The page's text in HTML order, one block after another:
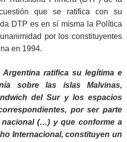
que se ratifica con su
DTP es en sí misma la Política
por los constituyentes
en 1994.
Argentina ratifica su legítima e
sobre las islas Malvinas,
del Sur y los espacios
por ser parte
(…) y que conforme a
Internacional, constituyen un